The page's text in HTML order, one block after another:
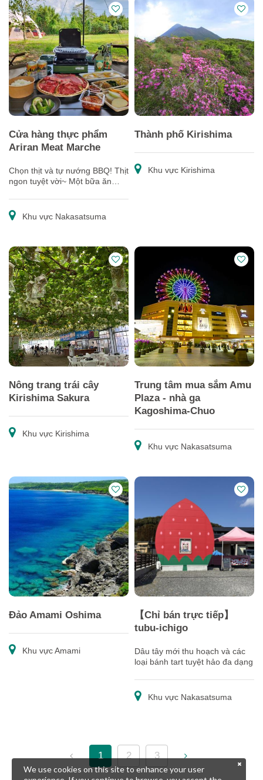
Cửa hàng thực phẩm
Ariran Meat Marche
Chọn thịt và tự nướng BBQ! Thịt
ngon tuyệt vời~ Một bữa ăn
mang gì♪
Khu vực Nakasatsuma
Thành phố Kirishima
Khu vực Kirishima
Nông trang trái cây
Kirishima Sakura
Khu vực Kirishima
Trung tâm mua sắm Amu
Plaza - nhà ga
Kagoshima-Chuo
Khu vực Nakasatsuma
Đảo Amami Oshima
Khu vực Amami
【Chỉ bán trực tiếp】
tubu-ichigo
Dâu tây mới thu hoạch và các
loại bánh tart tuyệt hảo đa dạng
Khu vực Nakasatsuma
1 2 3
We use cookies on this site to enhance your user